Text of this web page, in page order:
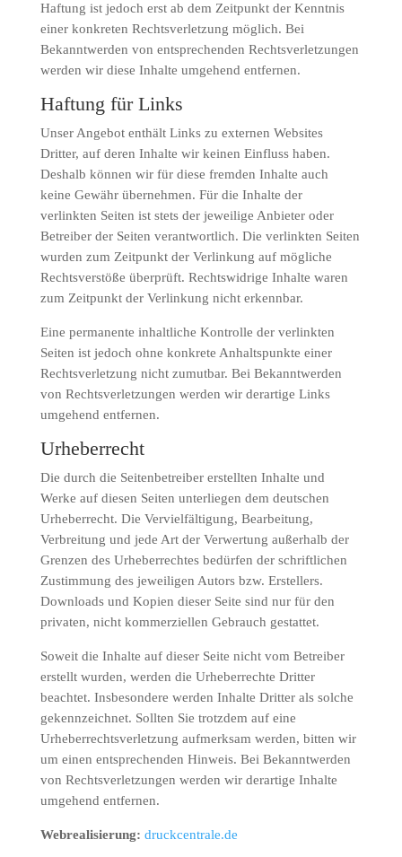
Haftung ist jedoch erst ab dem Zeitpunkt der Kenntnis
einer konkreten Rechtsverletzung möglich. Bei
Bekanntwerden von entsprechenden Rechtsverletzungen
werden wir diese Inhalte umgehend entfernen.
Haftung für Links
Unser Angebot enthält Links zu externen Websites
Dritter, auf deren Inhalte wir keinen Einfluss haben.
Deshalb können wir für diese fremden Inhalte auch
keine Gewähr übernehmen. Für die Inhalte der
verlinkten Seiten ist stets der jeweilige Anbieter oder
Betreiber der Seiten verantwortlich. Die verlinkten Seiten
wurden zum Zeitpunkt der Verlinkung auf mögliche
Rechtsverstöße überprüft. Rechtswidrige Inhalte waren
zum Zeitpunkt der Verlinkung nicht erkennbar.
Eine permanente inhaltliche Kontrolle der verlinkten
Seiten ist jedoch ohne konkrete Anhaltspunkte einer
Rechtsverletzung nicht zumutbar. Bei Bekanntwerden
von Rechtsverletzungen werden wir derartige Links
umgehend entfernen.
Urheberrecht
Die durch die Seitenbetreiber erstellten Inhalte und
Werke auf diesen Seiten unterliegen dem deutschen
Urheberrecht. Die Vervielfältigung, Bearbeitung,
Verbreitung und jede Art der Verwertung außerhalb der
Grenzen des Urheberrechtes bedürfen der schriftlichen
Zustimmung des jeweiligen Autors bzw. Erstellers.
Downloads und Kopien dieser Seite sind nur für den
privaten, nicht kommerziellen Gebrauch gestattet.
Soweit die Inhalte auf dieser Seite nicht vom Betreiber
erstellt wurden, werden die Urheberrechte Dritter
beachtet. Insbesondere werden Inhalte Dritter als solche
gekennzeichnet. Sollten Sie trotzdem auf eine
Urheberrechtsverletzung aufmerksam werden, bitten wir
um einen entsprechenden Hinweis. Bei Bekanntwerden
von Rechtsverletzungen werden wir derartige Inhalte
umgehend entfernen.
Webrealisierung: druckcentrale.de